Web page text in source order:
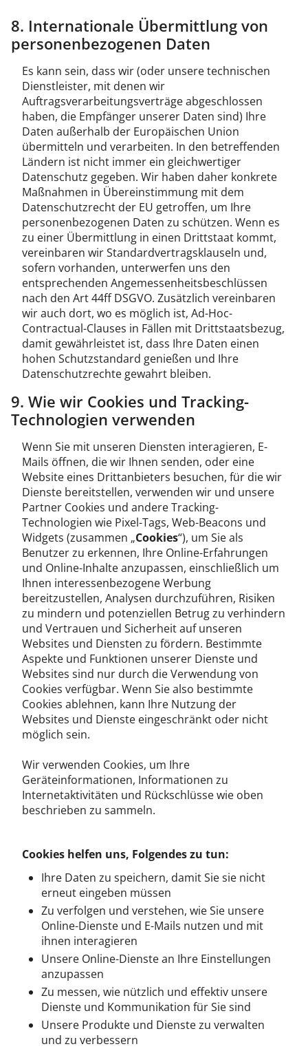
8. Internationale Übermittlung von
personenbezogenen Daten
Es kann sein, dass wir (oder unsere technischen
Dienstleister, mit denen wir
Auftragsverarbeitungsverträge abgeschlossen
haben, die Empfänger unserer Daten sind) Ihre
Daten außerhalb der Europäischen Union
übermitteln und verarbeiten. In den betreffenden
Ländern ist nicht immer ein gleichwertiger
Datenschutz gegeben. Wir haben daher konkrete
Maßnahmen in Übereinstimmung mit dem
Datenschutzrecht der EU getroffen, um Ihre
personenbezogenen Daten zu schützen. Wenn es
zu einer Übermittlung in einen Drittstaat kommt,
vereinbaren wir Standardvertragsklauseln und,
sofern vorhanden, unterwerfen uns den
entsprechenden Angemessenheitsbeschlüssen
nach den Art 44ff DSGVO. Zusätzlich vereinbaren
wir auch dort, wo es möglich ist, Ad-Hoc-
Contractual-Clauses in Fällen mit Drittstaatsbezug,
damit gewährleistet ist, dass Ihre Daten einen
hohen Schutzstandard genießen und Ihre
Datenschutzrechte gewahrt bleiben.
9. Wie wir Cookies und Tracking-
Technologien verwenden
Wenn Sie mit unseren Diensten interagieren, E-
Mails öffnen, die wir Ihnen senden, oder eine
Website eines Drittanbieters besuchen, für die wir
Dienste bereitstellen, verwenden wir und unsere
Partner Cookies und andere Tracking-
Technologien wie Pixel-Tags, Web-Beacons und
Widgets (zusammen „Cookies“), um Sie als
Benutzer zu erkennen, Ihre Online-Erfahrungen
und Online-Inhalte anzupassen, einschließlich um
Ihnen interessenbezogene Werbung
bereitzustellen, Analysen durchzuführen, Risiken
zu mindern und potenziellen Betrug zu verhindern
und Vertrauen und Sicherheit auf unseren
Websites und Diensten zu fördern. Bestimmte
Aspekte und Funktionen unserer Dienste und
Websites sind nur durch die Verwendung von
Cookies verfügbar. Wenn Sie also bestimmte
Cookies ablehnen, kann Ihre Nutzung der
Websites und Dienste eingeschränkt oder nicht
möglich sein.
Wir verwenden Cookies, um Ihre
Geräteinformationen, Informationen zu
Internetaktivitäten und Rückschlüsse wie oben
beschrieben zu sammeln.
Cookies helfen uns, Folgendes zu tun:
Ihre Daten zu speichern, damit Sie sie nicht
erneut eingeben müssen
Zu verfolgen und verstehen, wie Sie unsere
Online-Dienste und E-Mails nutzen und mit
ihnen interagieren
Unsere Online-Dienste an Ihre Einstellungen
anzupassen
Zu messen, wie nützlich und effektiv unsere
Dienste und Kommunikation für Sie sind
Unsere Produkte und Dienste zu verwalten
und zu verbessern